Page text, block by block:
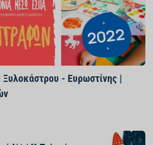
- Ευρωστίνης |